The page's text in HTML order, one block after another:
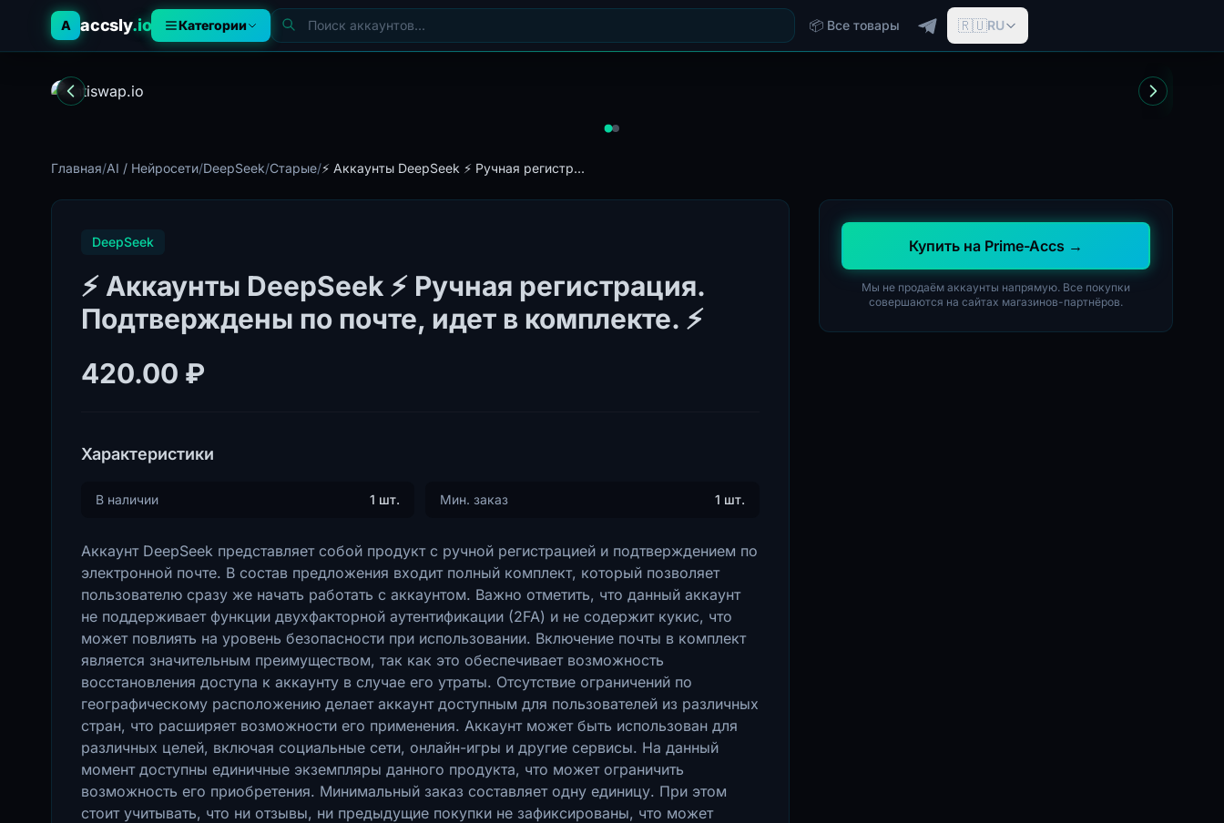
A accsly.io Категории 📦 Все товары 🇷🇺RU
Главная/AI / Нейросети/DeepSeek/Старые/⚡️ Аккаунты DeepSeek ⚡️ Ручная регистр...
DeepSeek
⚡️ Аккаунты DeepSeek ⚡️ Ручная регистрация.
Подтверждены по почте, идет в комплекте. ⚡️
420.00 ₽
Характеристики
В наличии 1 шт. Мин. заказ 1 шт.
Аккаунт DeepSeek представляет собой продукт с ручной регистрацией и подтверждением по
электронной почте. В состав предложения входит полный комплект, который позволяет
пользователю сразу же начать работать с аккаунтом. Важно отметить, что данный аккаунт
не поддерживает функции двухфакторной аутентификации (2FA) и не содержит кукис, что
может повлиять на уровень безопасности при использовании. Включение почты в комплект
является значительным преимуществом, так как это обеспечивает возможность
восстановления доступа к аккаунту в случае его утраты. Отсутствие ограничений по
географическому расположению делает аккаунт доступным для пользователей из различных
стран, что расширяет возможности его применения. Аккаунт может быть использован для
различных целей, включая социальные сети, онлайн-игры и другие сервисы. На данный
момент доступны единичные экземпляры данного продукта, что может ограничить
возможность его приобретения. Минимальный заказ составляет одну единицу. При этом
стоит учитывать, что ни отзывы, ни предыдущие покупки не зафиксированы, что может
Купить на Prime-Accs →
Мы не продаём аккаунты напрямую. Все покупки
совершаются на сайтах магазинов-партнёров.